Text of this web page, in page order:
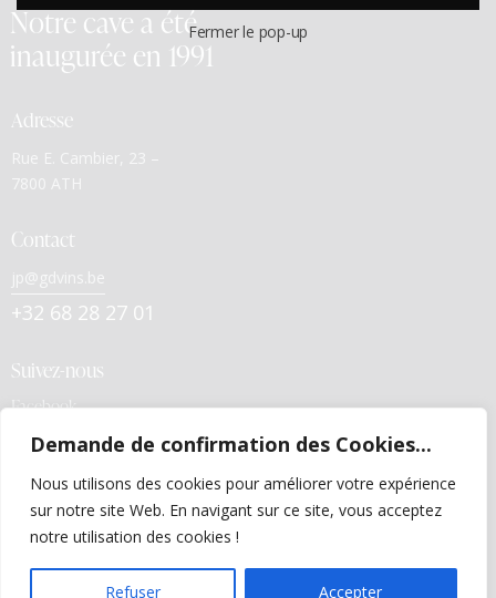
Demande de confirmation des Cookies...
Nous utilisons des cookies pour améliorer votre expérience
sur notre site Web. En navigant sur ce site, vous acceptez
notre utilisation des cookies !
Refuser Accepter
Notre cave a été
inaugurée en 1991
Adresse
Rue E. Cambier, 23 –
7800 ATH
Contact
jp@gdvins.be
+32 68 28 27 01
Suivez-nous
Facebook
Politiques de confidentialité
Conditions générales de vente
FR
Fermer le pop-up